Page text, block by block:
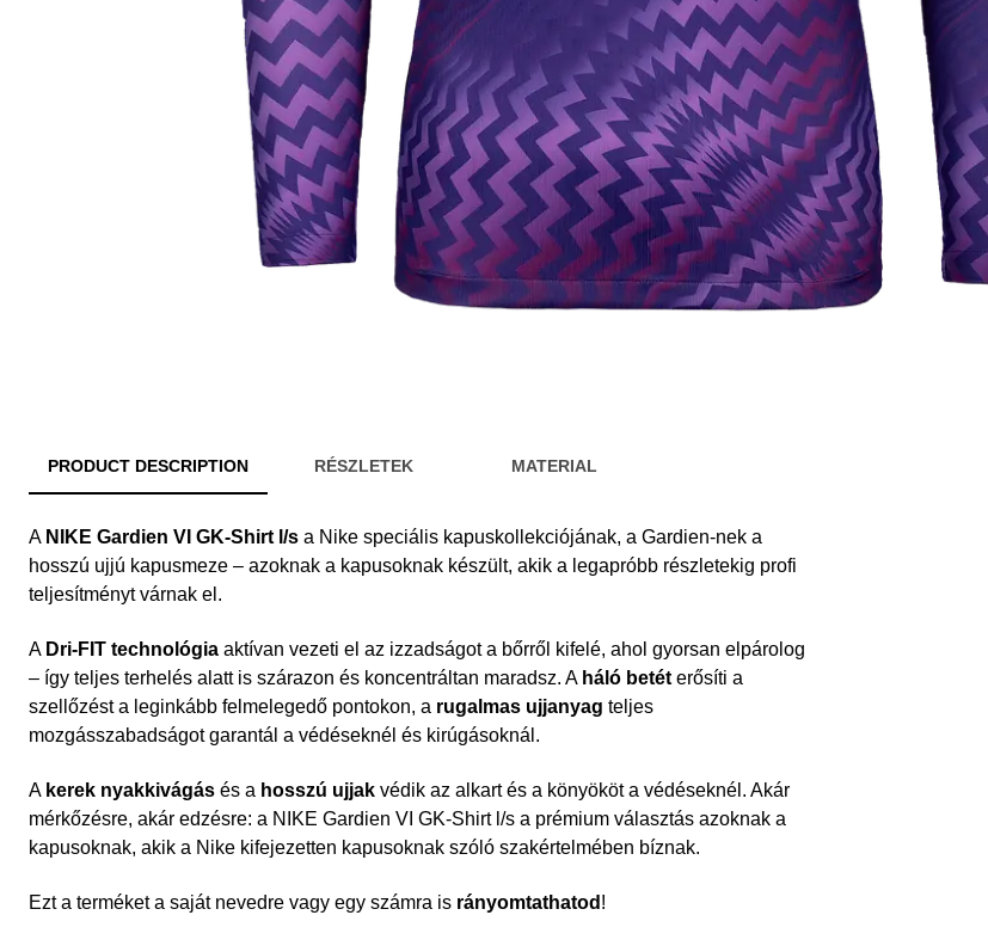
PRODUCT DESCRIPTION RÉSZLETEK MATERIAL
A NIKE Gardien VI GK-Shirt l/s a Nike speciális kapuskollekciójának, a Gardien-nek a
hosszú ujjú kapusmeze – azoknak a kapusoknak készült, akik a legapróbb részletekig profi
teljesítményt várnak el.
A Dri-FIT technológia aktívan vezeti el az izzadságot a bőrről kifelé, ahol gyorsan elpárolog
– így teljes terhelés alatt is szárazon és koncentráltan maradsz. A háló betéterősíti a
szellőzést a leginkább felmelegedő pontokon, a rugalmas ujjanyag teljes
mozgásszabadságot garantál a védéseknél és kirúgásoknál.
A kerek nyakkivágás és a hosszú ujjak védik az alkart és a könyököt a védéseknél. Akár
mérkőzésre, akár edzésre: a NIKE Gardien VI GK-Shirt l/s a prémium választás azoknak a
kapusoknak, akik a Nike kifejezetten kapusoknak szóló szakértelmében bíznak.
Ezt a terméket a saját nevedre vagy egy számra is rányomtathatod !